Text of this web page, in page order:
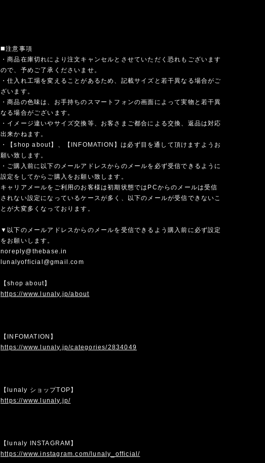
◼️注意事項
・商品在庫切れにより注文キャンセルとさせていただく恐れもございます
ので、予めご了承くださいませ。
・仕入れ工場を変えることがあるため、記載サイズと若干異なる場合がご
ざいます。
・商品の色味は、お手持ちのスマートフォンの画面によって実物と若干異
なる場合がございます。
・イメージ違いやサイズ交換等、お客さまご都合による交換、返品は対応
出来かねます。
・【shop about】、【INFOMATION】は必ず目を通して頂けますようお
願い致します。
・ご購入前に以下のメールアドレスからのメールを必ず受信できるように
設定をしてからご購入をお願い致します。
キャリアメールをご利用のお客様は初期状態ではPCからのメールは受信
されない設定になっているケースが多く、以下のメールが受信できないこ
とが大変多くなっております。
▼以下のメールアドレスからのメールを受信できるよう購入前に必ず設定
をお願いします。
noreply@thebase.in
lunalyofficial@gmail.com
【shop about】
https://www.lunaly.jp/about
【INFOMATION】
https://www.lunaly.jp/categories/2834049
【lunaly ショップTOP】
https://www.lunaly.jp/
【lunaly INSTAGRAM】
https://www.instagram.com/lunaly_official/